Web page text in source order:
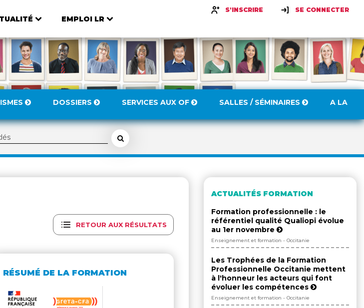
EMPLOI LR
S'INSCRIRE SE CONNECTER
DOSSIERS SERVICES AUX OF SALLES / SÉMINAIRES
A LA
RETOUR AUX RÉSULTATS
RÉSUMÉ DE LA FORMATION
ACTUALITÉS FORMATION
Formation professionnelle : le
référentiel qualité Qualiopi évolue
au 1er novembre
Enseignement et formation - Occitanie
Les Trophées de la Formation
Professionnelle Occitanie mettent
à l'honneur les acteurs qui font
évoluer les compétences
Enseignement et formation - Occitanie